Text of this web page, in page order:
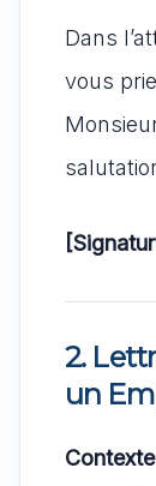
Dans
vous
2.
un
Contexte